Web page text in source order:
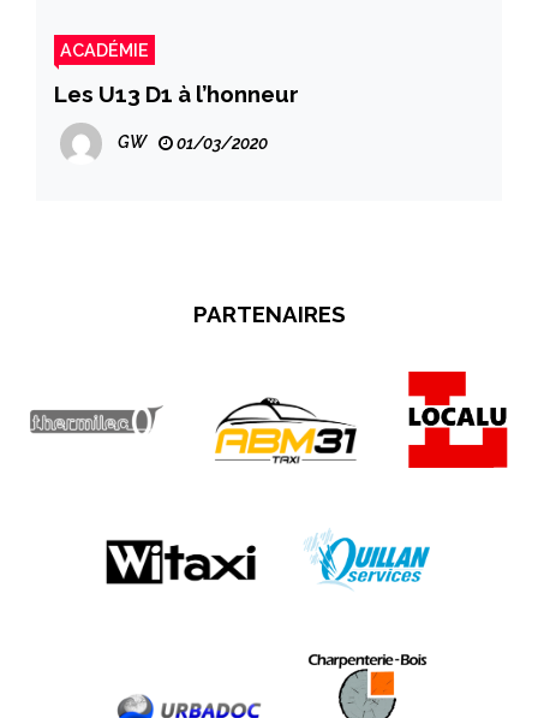
ACADÉMIE
Les U13 D1 à l’honneur
GW 01/03/2020
PARTENAIRES